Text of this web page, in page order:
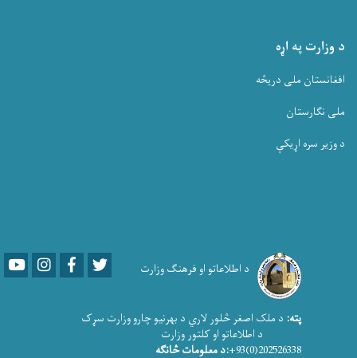
د وزارت په اړه
افغانستان ملی دریڅه
ملی نگارستان
د وزیر سره اړیکې
د اطلاعاتو او فرهنګ وزارت YoutubeLinkedInFacebook
پته: د ملک اصغر څلور لاري د بهرنیو چارو وزارت سړک
د اطلاعاتو او کلتور وزارت
202526338(0)93+
:د معلومات څانګه